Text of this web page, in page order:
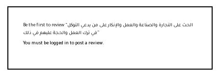
Be the first to review “الحث على التجارة والصناعة والعمل والإنكار على من يدعي التوكل
You must be logged in to post a review.